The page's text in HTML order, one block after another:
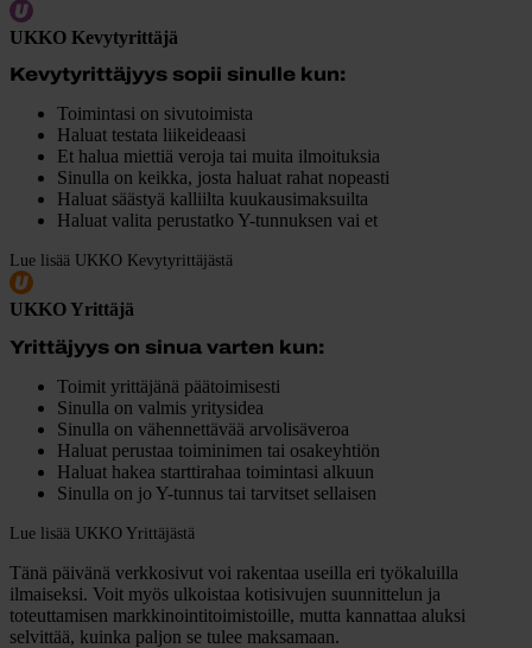
UKKO Kevytyrittäjä
Kevytyrittäjyys sopii sinulle kun:
Toimintasi on sivutoimista
Haluat testata liikeideaasi
Et halua miettiä veroja tai muita ilmoituksia
Sinulla on keikka, josta haluat rahat nopeasti
Haluat säästyä kalliilta kuukausimaksuilta
Haluat valita perustatko Y-tunnuksen vai et
Lue lisää UKKO Kevytyrittäjästä
UKKO Yrittäjä
Yrittäjyys on sinua varten kun:
Toimit yrittäjänä päätoimisesti
Sinulla on valmis yritysidea
Sinulla on vähennettävää arvolisäveroa
Haluat perustaa toiminimen tai osakeyhtiön
Haluat hakea starttirahaa toimintasi alkuun
Sinulla on jo Y-tunnus tai tarvitset sellaisen
Lue lisää UKKO Yrittäjästä
Tänä päivänä verkkosivut voi rakentaa useilla eri työkaluilla
ilmaiseksi. Voit myös ulkoistaa kotisivujen suunnittelun ja
toteuttamisen markkinointitoimistoille, mutta kannattaa aluksi
selvittää, kuinka paljon se tulee maksamaan.